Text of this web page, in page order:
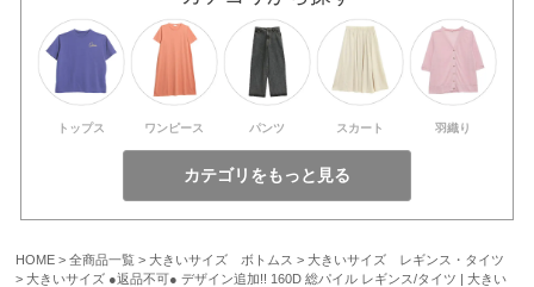
トップス ワンピース パンツ スカート 羽織り
HOME 全商品一覧 大きいサイズ ボトムス
大きいサイズ レギンス・タイツ
大きいサイズ ●返品不可● デザイン追加!! 160D 総パイル レギンス/タイツ | 大きい